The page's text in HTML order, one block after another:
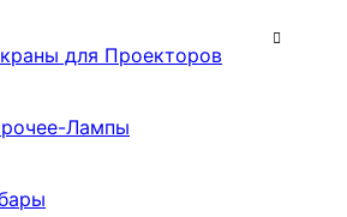
для Проекторов
Лампы